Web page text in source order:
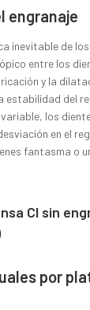
engranaje
inevitable de
entre los
y la
del
los
en el
fantasma o
CI sin
por